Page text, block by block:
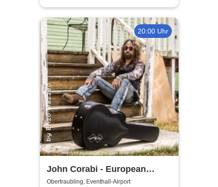
20:00 Uhr
John Corabi - European
Shuffle Tour 2026
Obertraubling, Eventhall-Airport